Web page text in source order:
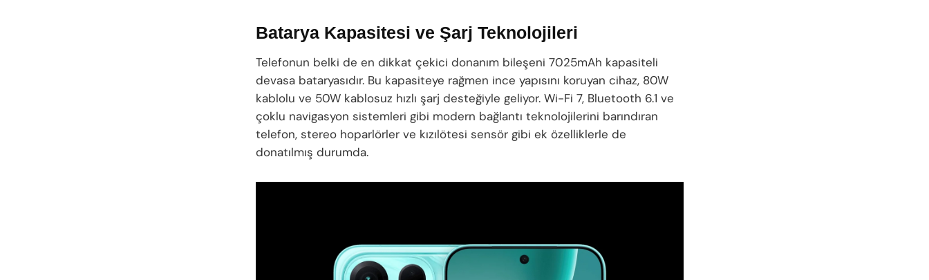
Batarya Kapasitesi ve Şarj Teknolojileri
Telefonun belki de en dikkat çekici donanım bileşeni 7025mAh kapasiteli
devasa bataryasıdır. Bu kapasiteye rağmen ince yapısını koruyan cihaz, 80W
kablolu ve 50W kablosuz hızlı şarj desteğiyle geliyor. Wi-Fi 7, Bluetooth 6.1 ve
çoklu navigasyon sistemleri gibi modern bağlantı teknolojilerini barındıran
telefon, stereo hoparlörler ve kızılötesi sensör gibi ek özelliklerle de
donatılmış durumda.